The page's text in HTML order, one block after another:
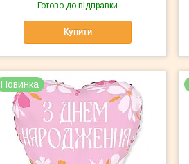
Готово до відправки
Купити
Новинка